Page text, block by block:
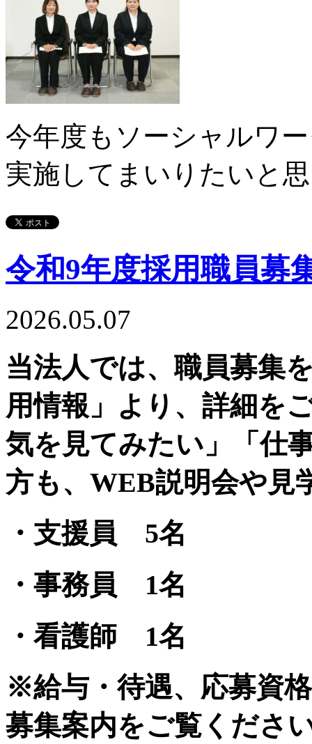
今年度もソーシャルワ
実施してまいりたいと
令和9年度採用職員募
2026.05.07
当法人では、職員募集
用情報」より、詳細を
気を見てみたい」「仕
方も、WEB説明会や見
・支援員 5名
・事務員 1名
・看護師 1名
※給与・待遇、応募資
募集案内をご覧くださ